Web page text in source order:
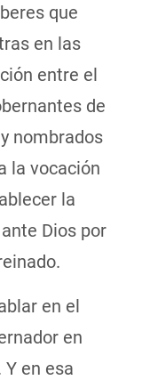
que
en las
entre el
de
nombrados
la vocación
la
Dios por
en el
en
en esa